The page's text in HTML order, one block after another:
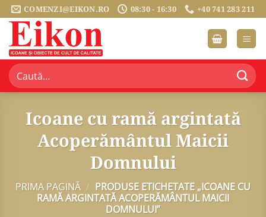
Sari
la
conținut
COMENZI@EIKON.RO 08:30 - 16:30 +40 741 283 211
Caută
după:
Icoane cu ramă argintată
Acoperământul Maicii
Domnului
PRIMA PAGINĂ / PRODUSE ETICHETATE „ICOANE CU
RAMĂ ARGINTATĂ ACOPERĂMÂNTUL MAICII
DOMNULUI”